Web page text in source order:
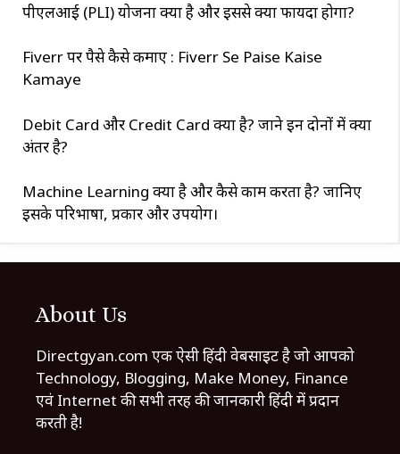
पीएलआई (PLI) योजना क्या है और इससे क्या फायदा होगा?
Fiverr पर पैसे कैसे कमाए : Fiverr Se Paise Kaise
Kamaye
Debit Card और Credit Card क्या है? जाने इन दोनों में क्या
अंतर है?
Machine Learning क्या है और कैसे काम करता है? जानिए
इसके परिभाषा, प्रकार और उपयोग।
About Us
Directgyan.com एक ऐसी हिंदी वेबसाइट है जो आपको
Technology, Blogging, Make Money, Finance
एवं Internet की सभी तरह की जानकारी हिंदी में प्रदान
करती है!